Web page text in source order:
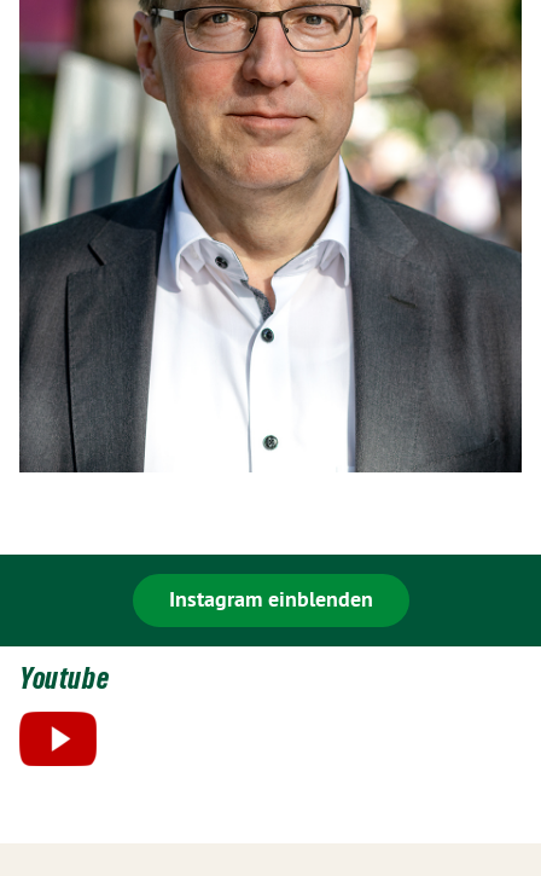
Instagram einblenden
Youtube